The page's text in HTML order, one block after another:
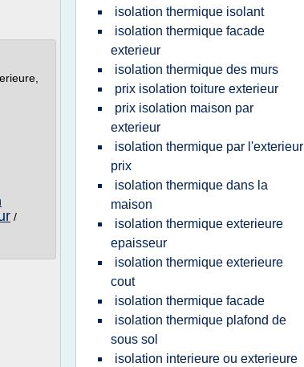
/
isolation thermique isolant
isolation thermique facade
exterieur
isolation thermique des murs
prix isolation toiture exterieur
prix isolation maison par
exterieur
isolation thermique par l'exterieur
prix
isolation thermique dans la
maison
isolation thermique exterieure
epaisseur
isolation thermique exterieure
cout
isolation thermique facade
isolation thermique plafond de
sous sol
isolation interieure ou exterieure